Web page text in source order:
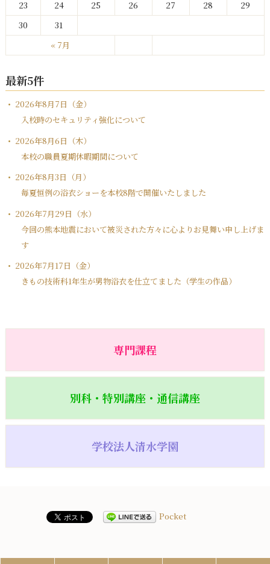
« 7月
23
24 25 26 27 28
29
30
31
最新5件
2026年8月7日（金）
入校時のセキュリティ強化について
2026年8月6日（木）
本校の職員夏期休暇期間について
2026年8月3日（月）
毎夏恒例の浴衣ショーを本校8階で開催いたしました
2026年7月29日（水）
今回の熊本地震において被災された方々に心よりお見舞い申し上げま
す
2026年7月17日（金）
きもの技術科1年生が男物浴衣を仕立てました（学生の作品）
専門課程
別科・特別講座・通信講座
学校法人清水学園
Pocket